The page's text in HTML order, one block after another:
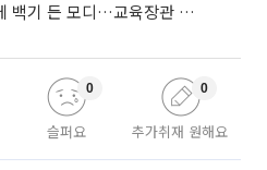
인도 ‘바퀴벌레당’ 청년들에 백기 든 모디…교육장관 사퇴
슬퍼요
0
추가취재 원해요
0